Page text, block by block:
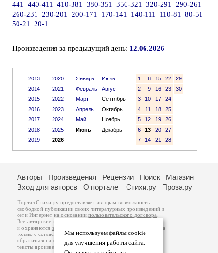
441
440-411 410-381 380-351 350-321 320-291
290-261
260-231
230-201 200-171 170-141 140-111 110-81
80-51
50-21
20-1
Произведения за предыдущий день: 12.06.2026
2013
2014
2015
2016
2017
2018
2019
2020
2021
2022
2023
2024
2025
2026
Январь
Июль
Февраль
Август
Март
Сентябрь
Апрель
Октябрь
Май
Ноябрь
Июнь
Декабрь
1 8 15 22
29
2
9 16 23
30
3
10 17
24
4
11 18
25
5
12 19
26
6
13 20
27
7
14 21 28
Мы используем файлы cookie
для улучшения работы сайта.
Авторы Произведения Рецензии Поиск
Магазин
Вход для авторов
О портале Стихи.ру Проза.ру
Портал Стихи.ру предоставляет авторам возможность
свободной публикации своих литературных произведений в
сети Интернет на основаниипользовательского договора
Все авторские права на произведения принадлежат авторам
и охраняются законом
. Перепечатка произведений возможна
только с согласия его автора, к которому вы можете
обратиться на его авторской странице. Ответственность за
тексты произведений авторы несут самостоятельно на